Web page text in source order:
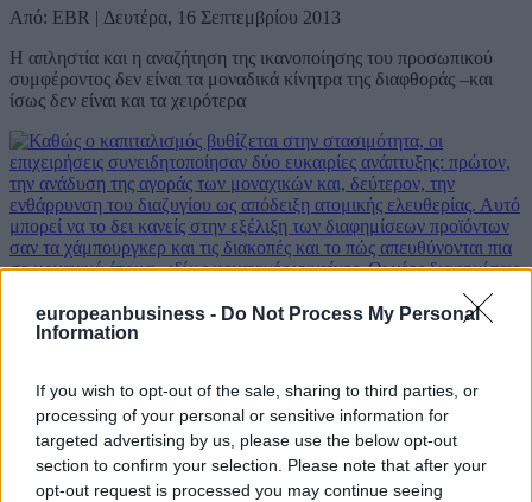
europeanbusiness - Do Not Process My Personal
Information
If you wish to opt-out of the sale, sharing to third parties, or
processing of your personal or sensitive information for
targeted advertising by us, please use the below opt-out
section to confirm your selection. Please note that after your
opt-out request is processed you may continue seeing
Από: EBR | Δευτέρα, 16 Σεπτεμβρίου 2013
Η απληστία και η αναζήτηση της ικανοποίησης του προσωπικού
συμφέροντος δεν είναι τα μοναδικά κίνητρα της διαφθοράς –και
ίσως δεν είναι και τα χειρότερα
ΠΡΟΣ ΚΟΙΝΩΝΙΕΣ ΕΡΓΕΝΗΔΩΝ;
Από: EBR | Δευτέρα, 26 Αυγούστου 2013
Κάποτε, τα μοναχικά άτομα εθεωρούντο εξ ορισμού
«προοδευτικά». Σήμερα, οι ίδιοι που τα χαρακτήριζαν έτσι τα